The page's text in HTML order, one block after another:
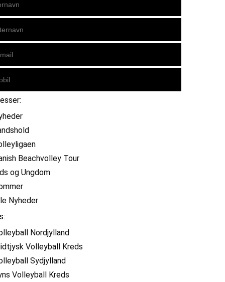
Beachvolley Tour
og Ungdom
Nyheder
Nordjylland
Volleyball Kreds
Sydjylland
Volleyball Kreds